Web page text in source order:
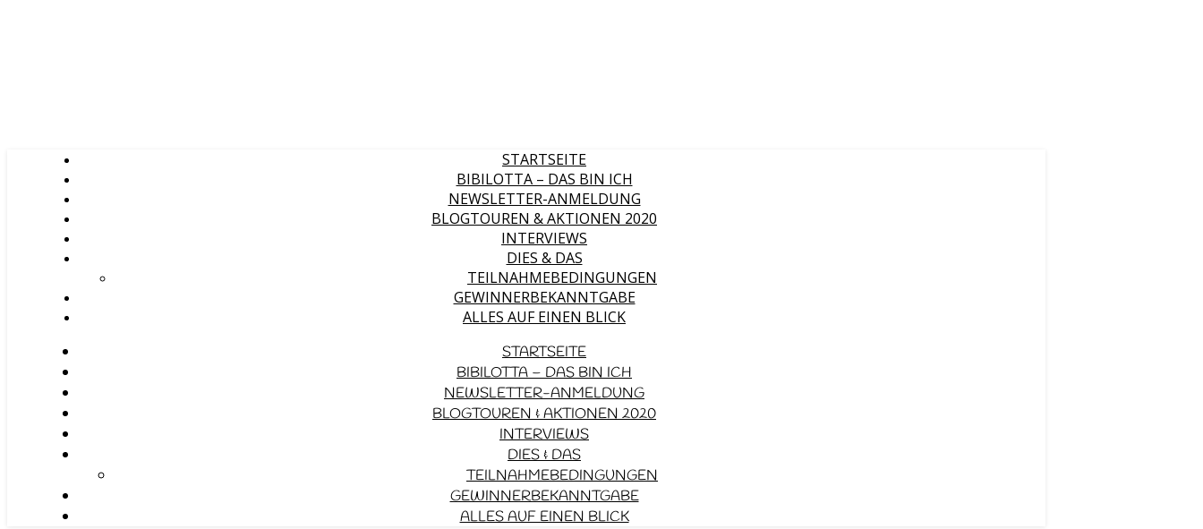
STARTSEITE
BIBILOTTA – DAS BIN ICH
NEWSLETTER-ANMELDUNG
BLOGTOUREN & AKTIONEN 2020
INTERVIEWS
DIES & DAS
TEILNAHMEBEDINGUNGEN
GEWINNERBEKANNTGABE
ALLES AUF EINEN BLICK
STARTSEITE
BIBILOTTA – DAS BIN ICH
NEWSLETTER-ANMELDUNG
BLOGTOUREN & AKTIONEN 2020
INTERVIEWS
DIES & DAS
TEILNAHMEBEDINGUNGEN
GEWINNERBEKANNTGABE
ALLES AUF EINEN BLICK